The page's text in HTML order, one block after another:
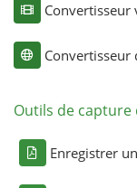
Convertisseur
Convertisseur
Outils de capture
Enregistrer